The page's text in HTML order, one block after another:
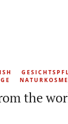
the